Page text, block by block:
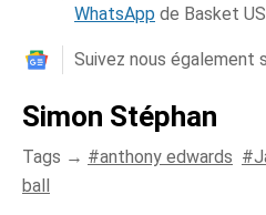
WhatsApp de Basket
Suivez nous également
Simon Stéphan
Tags → anthony edwards
ball